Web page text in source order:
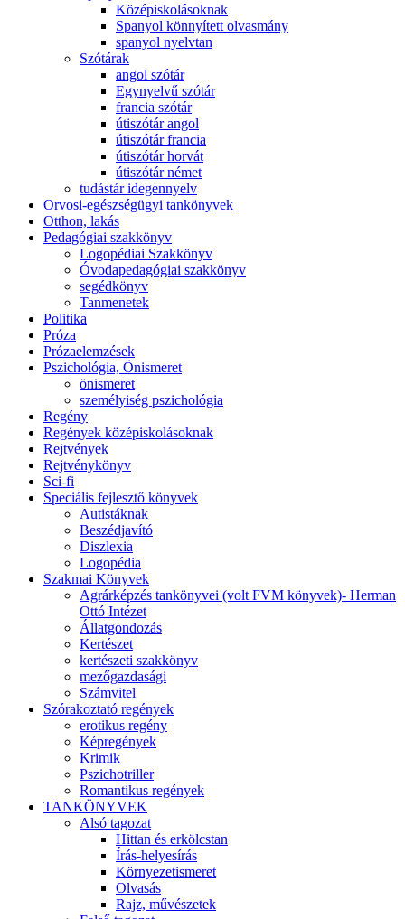
Középiskolásoknak
Spanyol könnyített olvasmány
spanyol nyelvtan
Szótárak
angol szótár
Egynyelvű szótár
francia szótár
útiszótár angol
útiszótár francia
útiszótár horvát
útiszótár német
tudástár idegennyelv
Orvosi-egészségügyi tankönyvek
Otthon, lakás
Pedagógiai szakkönyv
Logopédiai Szakkönyv
Óvodapedagógiai szakkönyv
segédkönyv
Tanmenetek
Politika
Próza
Prózaelemzések
Pszichológia, Önismeret
önismeret
személyiség pszichológia
Regény
Regények középiskolásoknak
Rejtvények
Rejtvénykönyv
Sci-fi
Speciális fejlesztő könyvek
Autistáknak
Beszédjavító
Diszlexia
Logopédia
Szakmai Könyvek
Agrárképzés tankönyvei (volt FVM könyvek)- Herman
Ottó Intézet
Állatgondozás
Kertészet
kertészeti szakkönyv
mezőgazdasági
Számvitel
Szórakoztató regények
erotikus regény
Képregények
Krimik
Pszichotriller
Romantikus regények
TANKÖNYVEK
Alsó tagozat
Hittan és erkölcstan
Írás-helyesírás
Környezetismeret
Olvasás
Rajz, művészetek